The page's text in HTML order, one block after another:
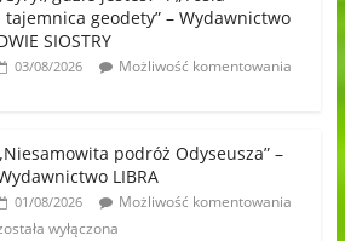
tajemnica geodety” – Wydawnictwo
SIOSTRY
03/08/2026
Możliwość komentowania
podróż Odyseusza” –
LIBRA
01/08/2026
Możliwość komentowania
wyłączona